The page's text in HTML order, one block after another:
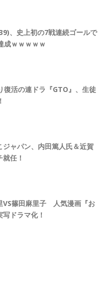
、史上初の7戦連続ゴールで
成ｗｗｗｗｗ
復活の連ドラ『GTO』、生徒
ジャパン、内田篤人氏＆近賀
任！
VS篠田麻里子 人気漫画『お
写ドラマ化！